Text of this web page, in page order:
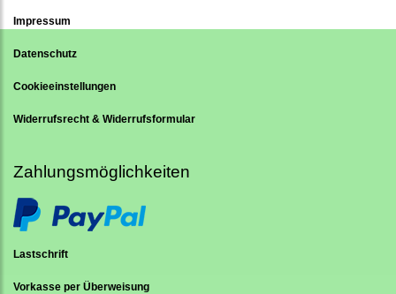
Impressum
Datenschutz
Cookieeinstellungen
Widerrufsrecht & Widerrufsformular
Zahlungsmöglichkeiten
Lastschrift
Vorkasse per Überweisung